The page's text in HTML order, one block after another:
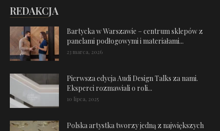
REDAKCJA
Bartycka w Warszawie – centrum sklepów z
panelami podłogowymi i materiałami...
23 marca, 2026
Pierwsza edycja Audi Design Talks za nami.
Eksperci rozmawiali o roli...
10 lipca, 2025
Polska artystka tworzy jedną z największych